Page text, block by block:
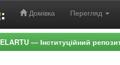
Домівка Перегляд
ELARTU — Інституційний